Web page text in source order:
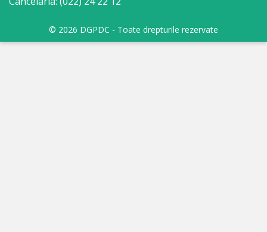
© 2026 DGPDC - Toate drepturile rezervate